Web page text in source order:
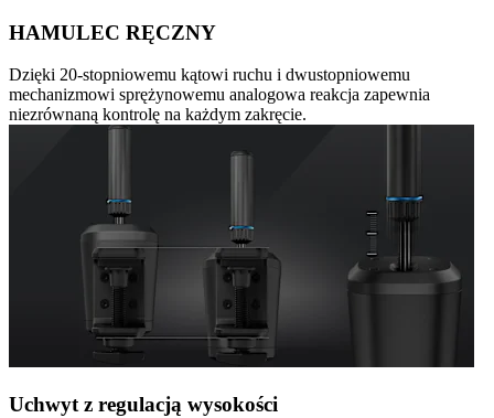
HAMULEC RĘCZNY
Dzięki 20-stopniowemu kątowi ruchu i dwustopniowemu
mechanizmowi sprężynowemu analogowa reakcja zapewnia
niezrównaną kontrolę na każdym zakręcie.
Uchwyt z regulacją wysokości